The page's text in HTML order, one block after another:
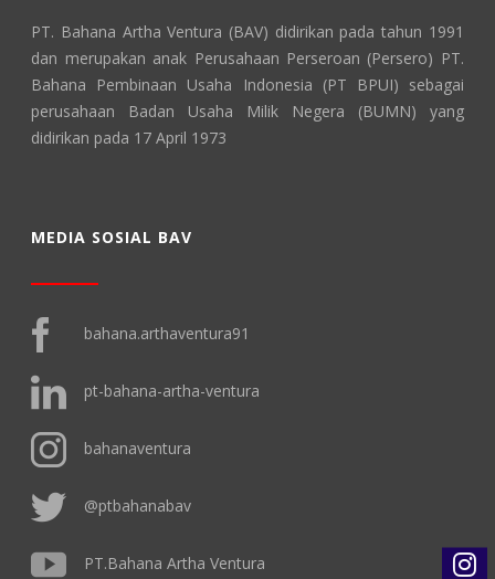
PT. Bahana Artha Ventura (BAV) didirikan pada tahun 1991
dan merupakan anak Perusahaan Perseroan (Persero) PT.
Bahana Pembinaan Usaha Indonesia (PT BPUI) sebagai
perusahaan Badan Usaha Milik Negera (BUMN) yang
didirikan pada 17 April 1973
MEDIA SOSIAL BAV
bahana.arthaventura91
pt-bahana-artha-ventura
bahanaventura
@ptbahanabav
PT.Bahana Artha Ventura